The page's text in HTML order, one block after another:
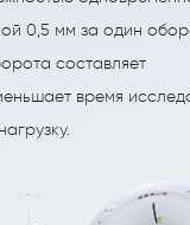
(ЛФК)
терапия
и
и андрология
ПОЛЕЗНЫЕ СТАТЬИ
0,5 мм за один
составляет
время